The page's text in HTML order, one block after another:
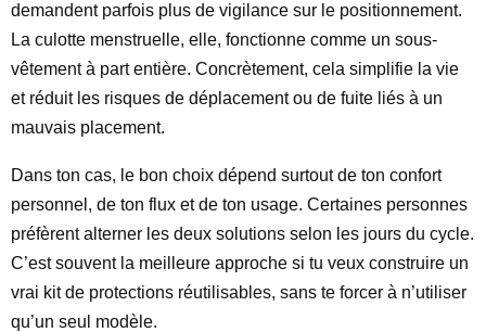
demandent parfois plus de vigilance sur le positionnement.
La culotte menstruelle, elle, fonctionne comme un sous-
vêtement à part entière. Concrètement, cela simplifie la vie
et réduit les risques de déplacement ou de fuite liés à un
mauvais placement.
Dans ton cas, le bon choix dépend surtout de ton confort
personnel, de ton flux et de ton usage. Certaines personnes
préfèrent alterner les deux solutions selon les jours du cycle.
C’est souvent la meilleure approche si tu veux construire un
vrai kit de protections réutilisables, sans te forcer à n’utiliser
qu’un seul modèle.